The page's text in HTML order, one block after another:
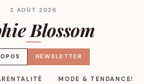
2 AOÛT 2026
Blossom
NEWSLETTER
MODE & TENDANCES